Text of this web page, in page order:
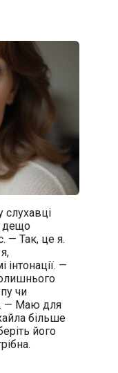
слухавці
дещо
— Так, це я.
інтонації. —
чи
— Маю для
більше
його